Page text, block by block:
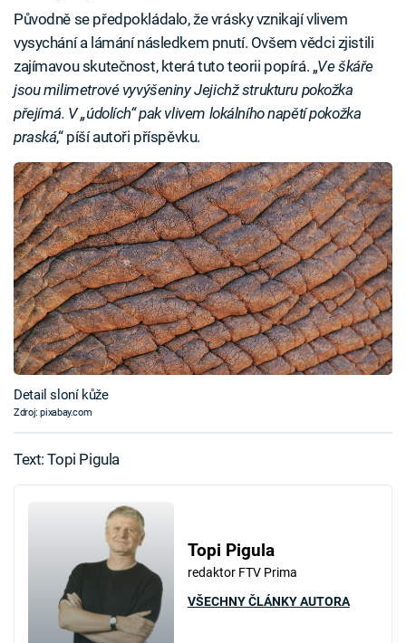
Původně se předpokládalo, že vrásky vznikají vlivem
vysychání a lámání následkem pnutí. Ovšem vědci zjistili
zajímavou skutečnost, která tuto teorii popírá. „Ve škáře
jsou milimetrové vyvýšeniny Jejichž strukturu pokožka
přejímá. V „údolích“ pak vlivem lokálního napětí pokožka
praská,“ píší autoři příspěvku.
Detail sloní kůže
Zdroj: pixabay.com
Text: Topi Pigula
Topi Pigula
redaktor FTV Prima
VŠECHNY ČLÁNKY AUTORA